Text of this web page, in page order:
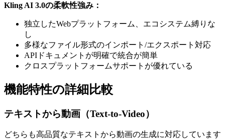
Kling AI 3.0の柔軟性強み：
独立したWebプラットフォーム、エコシステム縛りな
し
多様なファイル形式のインポート/エクスポート対応
APIドキュメントが明確で統合が簡単
クロスプラットフォームサポートが優れている
機能特性の詳細比較
テキストから動画（Text-to-Video）
どちらも高品質なテキストから動画の生成に対応しています